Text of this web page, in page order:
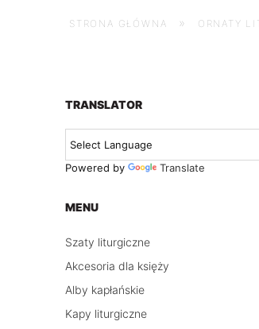
STRONA GŁÓWNA » ORNATY
TRANSLATOR
Powered by Translate
MENU
Szaty liturgiczne
Akcesoria dla księży
Alby kapłańskie
Kapy liturgiczne